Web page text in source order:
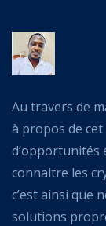
Au travers de
à propos de
d’opportunités
connaitre les
c’est ainsi que
solutions